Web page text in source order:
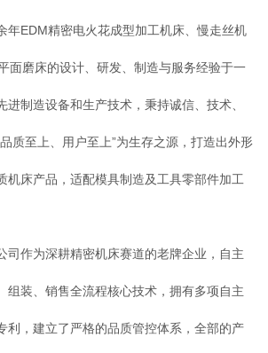
年EDM精密电火花成型加工机床、慢走丝机
面磨床的设计、研发、制造与服务经验于一
进制造设备和生产技术，秉持诚信、技术、
质至上、用户至上”为生存之源，打造出外形
机床产品，适配模具制造及工具零部件加工
作为深耕精密机床赛道的老牌企业，自主
组装、销售全流程核心技术，拥有多项自主
利，建立了严格的品质管控体系，全部的产